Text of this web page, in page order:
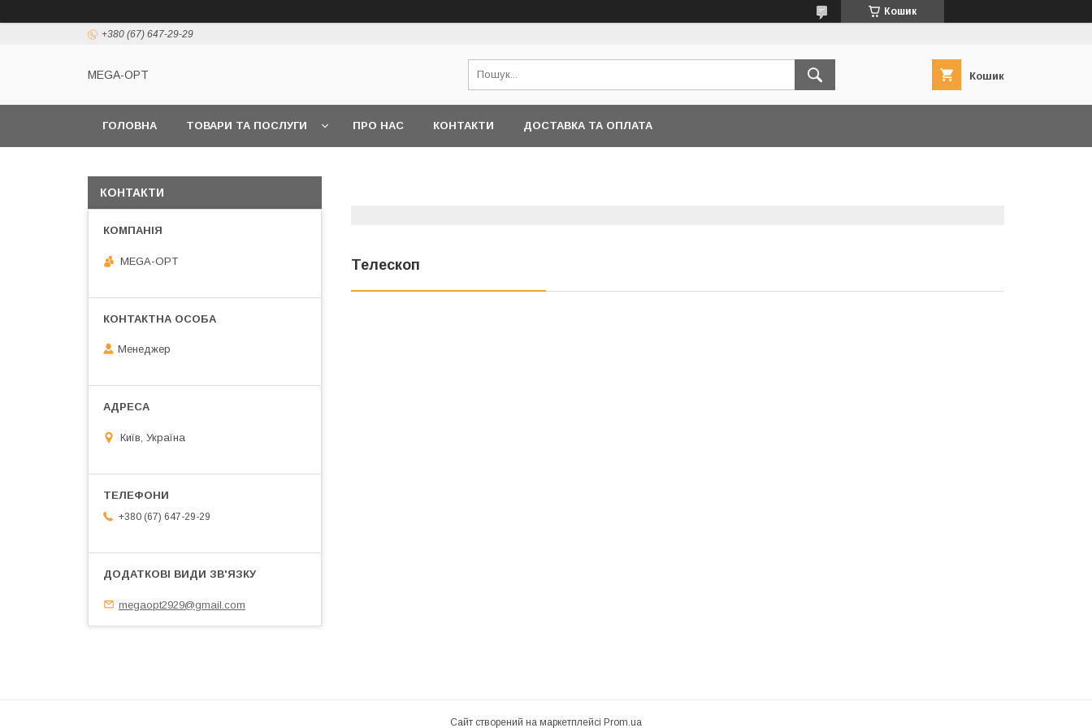
Кошик
+380 (67) 647-29-29
MEGA-OPT Кошик
ГОЛОВНА ТОВАРИ ТА ПОСЛУГИ ПРО НАС КОНТАКТИ ДОСТАВКА ТА ОПЛАТА
Телескоп
КОНТАКТИ
MEGA-OPT
Менеджер
Київ, Україна
+380 (67) 647-29-29
megaopt2929@gmail.com
Сайт створений на маркетплейсі Prom.ua